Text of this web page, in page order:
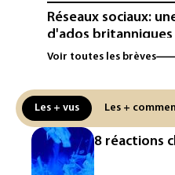
Réseaux sociaux:
d'ados
contourner le
un matériau clé
Les Etats-Unis
production d'un
semiconducteurs et
Voir toutes les brèves
Les + vus Les +
8 réactions